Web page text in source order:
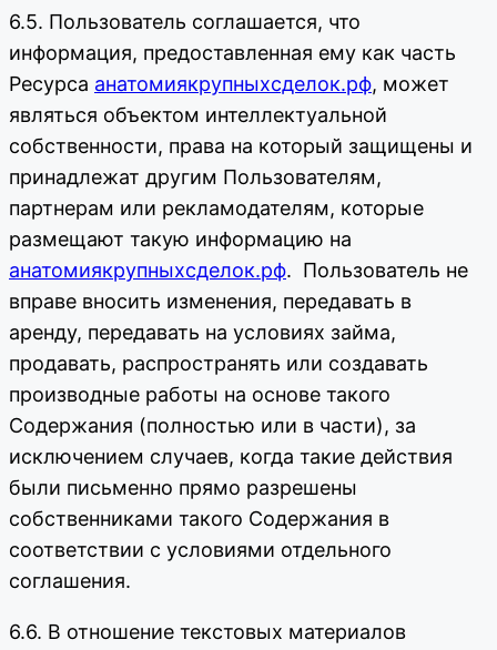
6.5. Пользователь соглашается, что
информация, предоставленная ему как часть
Ресурса анатомиякрупныхсделок.рф, может
являться объектом интеллектуальной
собственности, права на который защищены и
принадлежат другим Пользователям,
партнерам или рекламодателям, которые
размещают такую информацию на
анатомиякрупныхсделок.рф. Пользователь не
вправе вносить изменения, передавать в
аренду, передавать на условиях займа,
продавать, распространять или создавать
производные работы на основе такого
Содержания (полностью или в части), за
исключением случаев, когда такие действия
были письменно прямо разрешены
собственниками такого Содержания в
соответствии с условиями отдельного
соглашения.
6.6. В отношение текстовых материалов